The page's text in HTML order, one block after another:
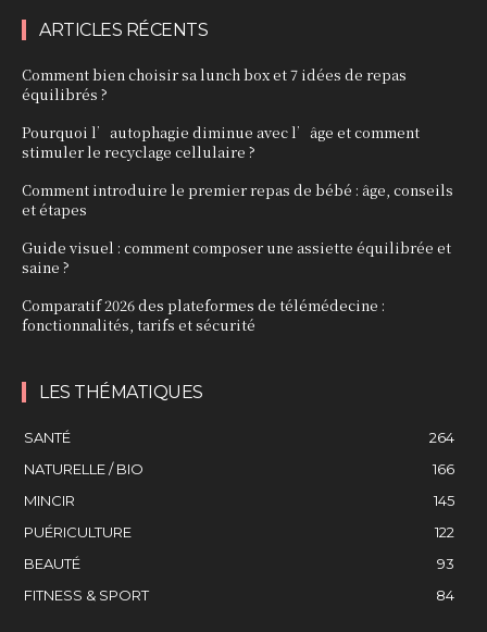
ARTICLES RÉCENTS
Comment bien choisir sa lunch box et 7 idées de repas
équilibrés ?
Pourquoi l’autophagie diminue avec l’âge et comment
stimuler le recyclage cellulaire ?
Comment introduire le premier repas de bébé : âge, conseils
et étapes
Guide visuel : comment composer une assiette équilibrée et
saine ?
Comparatif 2026 des plateformes de télémédecine :
fonctionnalités, tarifs et sécurité
LES THÉMATIQUES
SANTÉ
264
NATURELLE / BIO
166
MINCIR
145
PUÉRICULTURE
122
BEAUTÉ
93
FITNESS & SPORT
84